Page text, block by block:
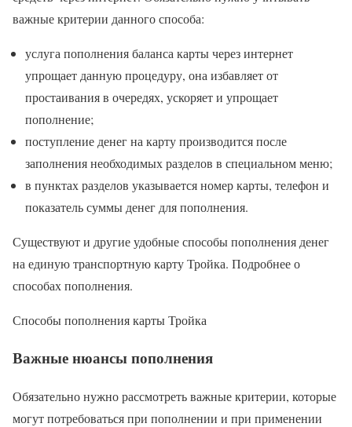
важные критерии данного способа:
услуга пополнения баланса карты через интернет
упрощает данную процедуру, она избавляет от
простаивания в очередях, ускоряет и упрощает
пополнение;
поступление денег на карту производится после
заполнения необходимых разделов в специальном меню;
в пунктах разделов указывается номер карты, телефон и
показатель суммы денег для пополнения.
Существуют и другие удобные способы пополнения денег
на единую транспортную карту Тройка. Подробнее о
способах пополнения.
Способы пополнения карты Тройка
Важные нюансы пополнения
Обязательно нужно рассмотреть важные критерии, которые
могут потребоваться при пополнении и при применении